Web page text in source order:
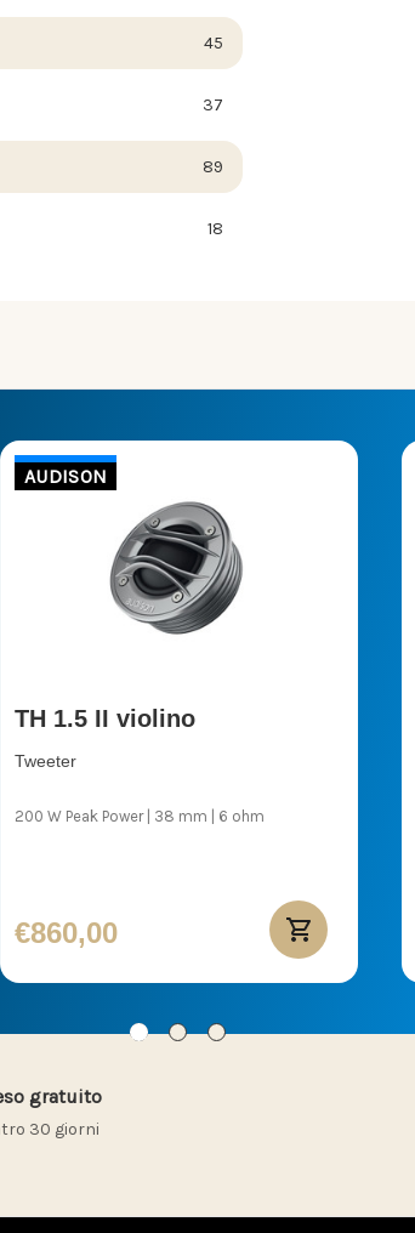
45
37
89
18
AUDISON
TH 1.5 II violino
Tweeter
200 W Peak Power | 38 mm | 6 ohm
€860,00
gratuito
30 giorni